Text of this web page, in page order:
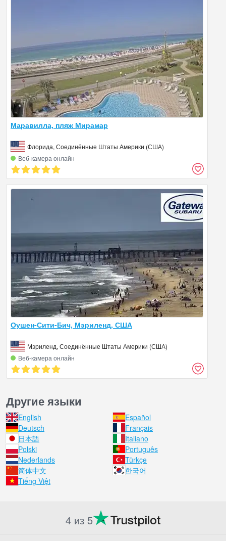
Маравилла, пляж Мирамар
Флорида, Соединённые Штаты Америки (США)
Веб‑камера онлайн
Оушен-Сити-Бич, Мэриленд, США
Мэриленд, Соединённые Штаты Америки (США)
Веб‑камера онлайн
Другие языки
English
Español
Deutsch
Français
日本語
Italiano
Polski
Português
Nederlands
Türkçe
简体中文
한국어
Tiếng Việt
4 из 5